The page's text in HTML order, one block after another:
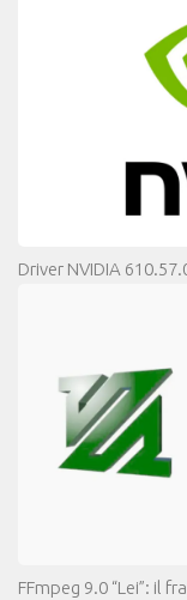
Driver NVIDIA
FFmpeg 9.0 “Lei”: il